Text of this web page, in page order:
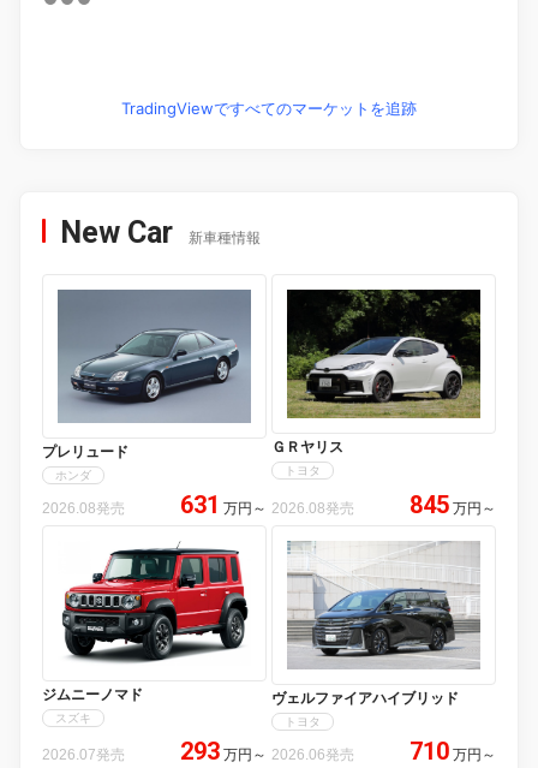
TradingViewですべてのマーケットを追跡
New Car 新車種情報
プレリュード
ホンダ
2026.08発売 631 万円 ～
ＧＲヤリス
トヨタ
2026.08発売 845 万円 ～
ジムニーノマド
スズキ
2026.07発売 293 万円 ～
ヴェルファイアハイブリッド
トヨタ
2026.06発売 710 万円 ～